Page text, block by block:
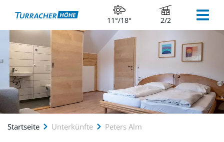
11°/18° 2/2
Startseite Unterkünfte Peters Alm